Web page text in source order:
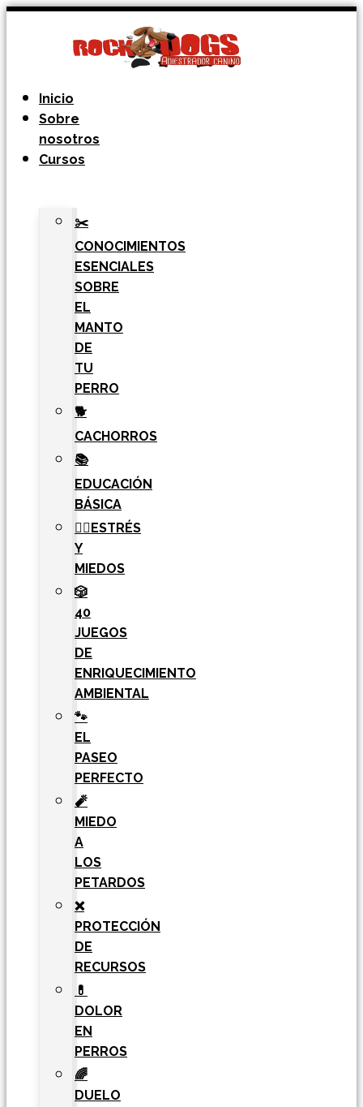
Ir
contenido
Inicio
Sobre
nosotros
Cursos
✂️
CONOCIMIENTOS
ESENCIALES
SOBRE
EL
MANTO
DE
TU
PERRO
🐕
CACHORROS
📚
EDUCACIÓN
BÁSICA
🧘‍♀️ESTRÉS
Y
MIEDOS
🎲
40
JUEGOS
DE
ENRIQUECIMIENTO
AMBIENTAL
🐾
EL
PASEO
PERFECTO
🧨
MIEDO
A
LOS
PETARDOS
❌
PROTECCIÓN
DE
RECURSOS
💊
DOLOR
EN
PERROS
🌈
DUELO